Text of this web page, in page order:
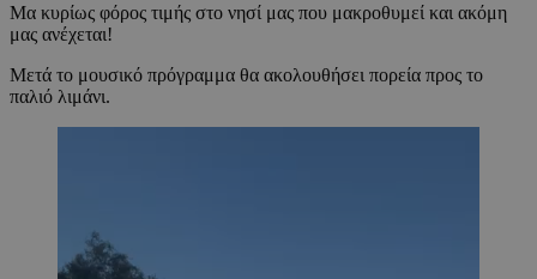
Μα κυρίως φόρος τιμής στο νησί μας που μακροθυμεί και ακόμη
μας ανέχεται!
Μετά το μουσικό πρόγραμμα θα ακολουθήσει πορεία προς το
παλιό λιμάνι.